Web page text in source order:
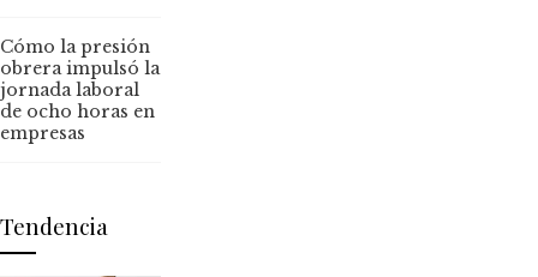
Cómo la presión
obrera impulsó la
jornada laboral
de ocho horas en
empresas
Tendencia